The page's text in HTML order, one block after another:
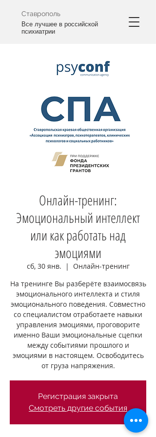
Ставрополь
Все лучшее в российской
психиатрии
Онлайн-тренинг:
Эмоциональный интеллект
или как работать над
эмоциями
сб, 30 янв.
  |
Онлайн-тренинг
На тренинге Вы разберёте взаимосвязь
эмоционального интеллекта и стиля
эмоционального поведения. Совместно
со специалистом отработаете навыки
управления эмоциями, проговорите
именно Ваши эмоциональные сцепки
между событиями прошлого и
эмоциями в настоящем. Освободитесь
от груза напряжения.
Регистрация закрыта
Смотреть другие события